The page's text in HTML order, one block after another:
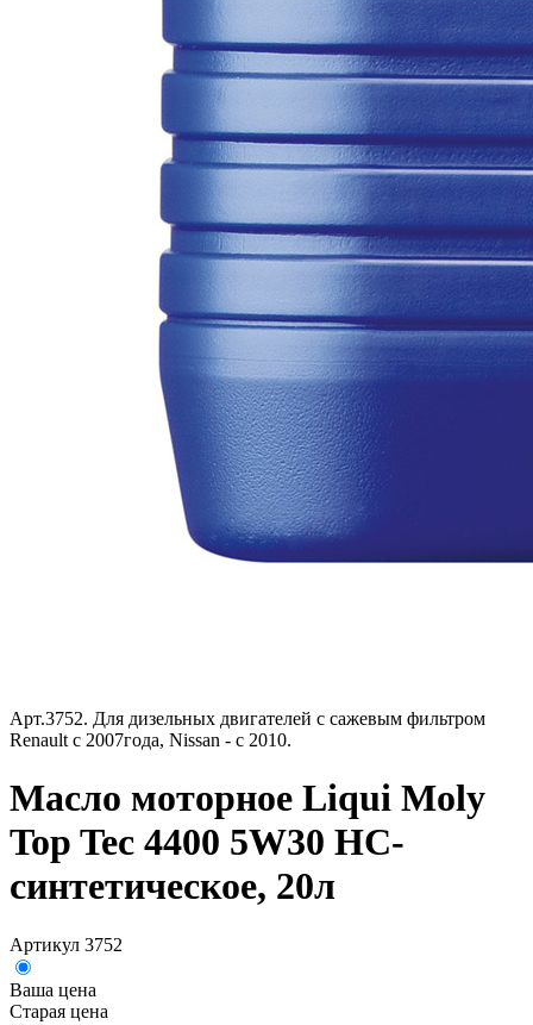
Арт.3752. Для дизельных двигателей с сажевым фильтром
Renault с 2007года, Nissan - с 2010.
Масло моторное Liqui Moly
Top Tec 4400 5W30 НС-
синтетическое, 20л
Артикул 3752
Ваша цена
Старая цена